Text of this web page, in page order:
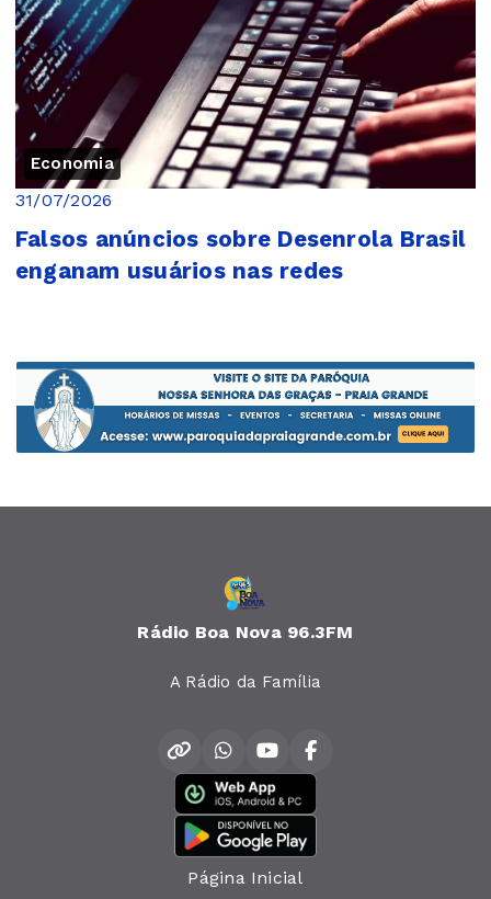
Economia
31/07/2026
Falsos anúncios sobre Desenrola Brasil
enganam usuários nas redes
Rádio Boa Nova 96.3FM
A Rádio da Família
Página Inicial